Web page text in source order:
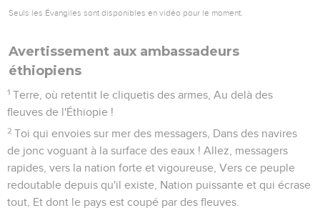
8 Car les cris environnent les frontières de Moab ; Ses
retentissent jusqu'à Beer Élim.
9 Les eaux de Dimon sont pleines de sang, Et j'enverrai sur
Dimon de nouveaux malheurs, Un lion contre les réchappés
de Moab, Contre le reste du pays.
Esaïe 16
Seuls les Évangiles sont disponibles en vidéo pour le moment.